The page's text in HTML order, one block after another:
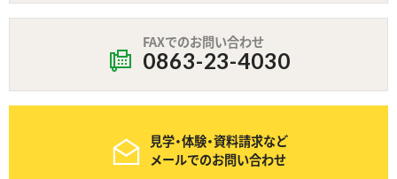
FAXでのお問い合わせ
0863-23-4030
見学・体験・資料請求など
メールでのお問い合わせ